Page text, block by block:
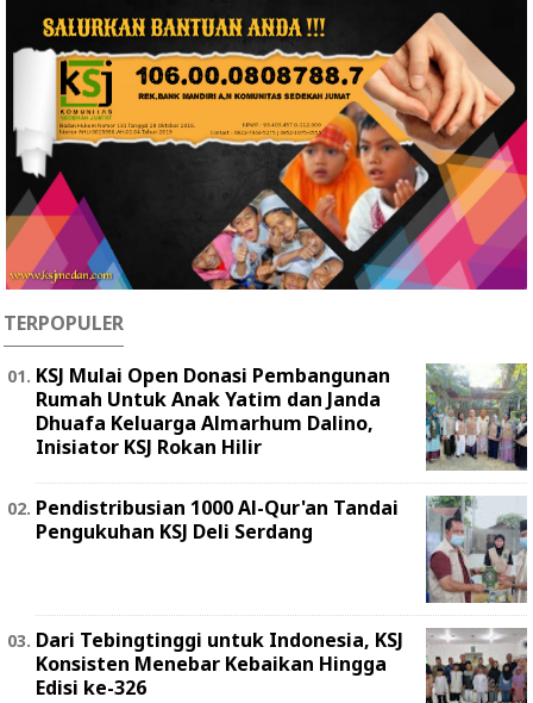
TERPOPULER
KSJ Mulai Open Donasi Pembangunan
Rumah Untuk Anak Yatim dan Janda
Dhuafa Keluarga Almarhum Dalino,
Inisiator KSJ Rokan Hilir
Pendistribusian 1000 Al-Qur'an Tandai
Pengukuhan KSJ Deli Serdang
Dari Tebingtinggi untuk Indonesia, KSJ
Konsisten Menebar Kebaikan Hingga
Edisi ke-326